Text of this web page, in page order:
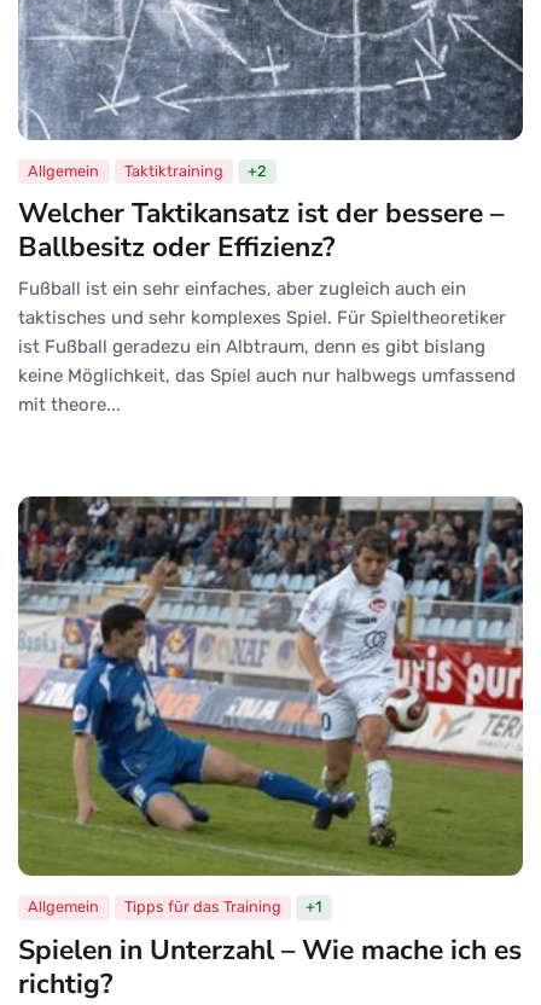
Welcher Taktikansatz ist der bessere –
Ballbesitz oder Effizienz?
Fußball ist ein sehr einfaches, aber zugleich auch ein
taktisches und sehr komplexes Spiel. Für Spieltheoretiker
ist Fußball geradezu ein Albtraum, denn es gibt bislang
keine Möglichkeit, das Spiel auch nur halbwegs umfassend
mit theore...
Allgemein Taktiktraining +2
Spielen in Unterzahl – Wie mache ich es
richtig?
Allgemein Tipps für das Training +1